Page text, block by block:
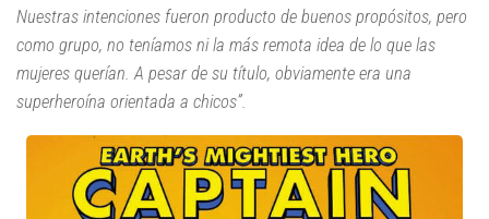
Nuestras intenciones fueron producto de buenos propósitos, pero
como grupo, no teníamos ni la más remota idea de lo que las
mujeres querían. A pesar de su título, obviamente era una
superheroína orientada a chicos”.